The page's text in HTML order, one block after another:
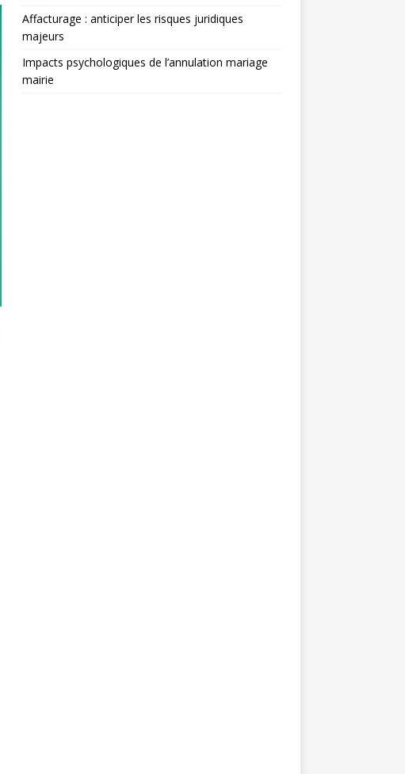
Affacturage : anticiper les risques juridiques
majeurs
Impacts psychologiques de l’annulation mariage
mairie